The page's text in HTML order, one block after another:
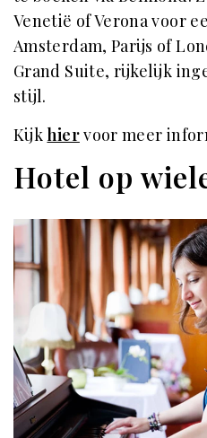
Venetië of Verona voor
Amsterdam, Parijs of
Grand Suite, rijkelijk
stijl.
Kijk hiervoor meer
Hotel op